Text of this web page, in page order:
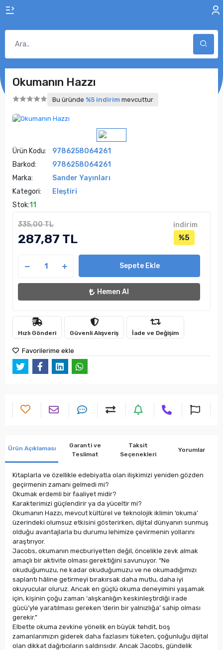
Okumanın Hazzı
Bu üründe %5 indirim mevcuttur
Ürün Kodu:
9786258064261
Barkod:
9786258064261
Marka:
Sander Yayınları
Kategori:
Eleştiri
Stok:11
335,00 TL
287,87 TL
indirim
%5
Sepete Ekle
Hemen Al
Hızlı Gönderi Güvenli Alışveriş İade ve Değişim
Favorilerime ekle
Ürün Açıklaması
Garanti ve
Teslimat
Taksit
Seçenekleri
Yorumlar
Kitaplarla ve özellikle edebiyatla olan ilişkimizi yeniden gözden
geçirmenin zamanı gelmedi mi?
Okumak erdemli bir faaliyet midir?
Karakterimizi güçlendirir ya da yüceltir mi?
Okumanın Hazzı, mevcut kültürel ve teknolojik iklimin ‘okuma’
üzerindeki olumsuz etkisini gösterirken, dijital dünyanın sunmuş
olduğu avantajlarla bu durumu lehimize çevirmenin yollarını
araştırıyor.
Jacobs, okumanın mecburiyetten değil, öncelikle zevk almak
amaçlı bir aktivite olması gerektiğini savunuyor. “Ne
okuduğumuzu, ne kadar okuduğumuzu ve ne okumadığımızı
saplantı hâline getirmeyi bırakırsak daha mutlu, daha iyi
okuyucular oluruz. Ancak en güçlü okuma deneyimini yaşamak
için, kişinin çoğu zaman ‘alışkanlığın keskinleştirdiği irade
gücü’yle yaratılması gereken ‘derin bir yalnızlığa’ sahip olması
gerekir.”
Elbette okuma zevkine yönelik en büyük tehdit, boş
zamanlarımızın giderek daha fazlasını tüketen, çoğunluğu dijital
olan dikkat dağıtıcıların saldırısıdır. Ancak Jacobs, gündelik